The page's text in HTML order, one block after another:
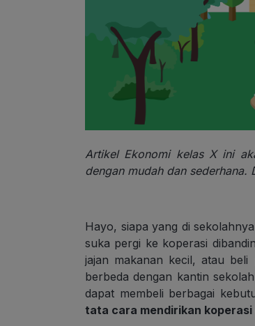
Artikel Ekonomi kelas X ini
dengan mudah dan sederhana.
Hayo, siapa yang di
suka pergi ke koperasi
jajan makanan kecil, atau
berbeda dengan kantin
dapat membeli berbagai
tata cara mendirikan koperasi